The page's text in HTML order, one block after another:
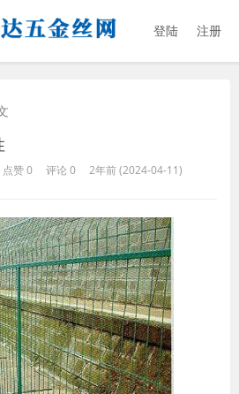
登陆 注册
点赞 0 评论 0 2年前 (2024-04-11)